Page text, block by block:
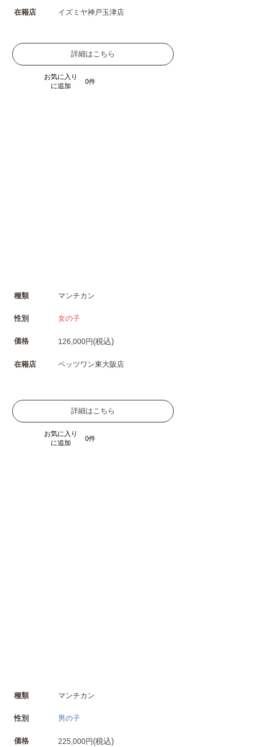
在籍店 イズミヤ神戸玉津店
詳細はこちら
お気に入り
に追加
0
種類 マンチカン
性別 女の子
価格 126,000円(税込)
在籍店 ペッツワン東大阪店
詳細はこちら
お気に入り
に追加
0
種類 マンチカン
性別 男の子
価格 225,000円(税込)